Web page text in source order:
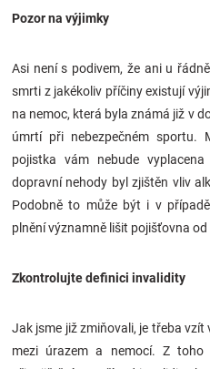
Pozor na výjimky
Asi není s podivem, že ani u
smrti z jakékoliv příčiny existují
na nemoc, která byla známá již v
úmrtí při nebezpečném sportu.
pojistka vám nebude
dopravní nehody byl zjištěn vliv
Podobně to může být i v
plnění významně lišit pojišťovna
Zkontrolujte definici invalidity
Jak jsme již zmiňovali, je třeba
mezi úrazem a nemocí. Z